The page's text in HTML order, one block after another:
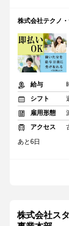
株式会社テクノ
給与
シフト
雇用形態
アクセス
あと6日
株式会社ス